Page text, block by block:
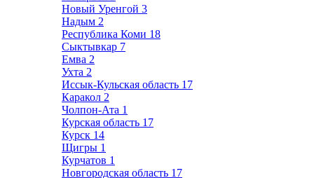
Новый Уренгой 3
Надым 2
Республика Коми 18
Сыктывкар 7
Емва 2
Ухта 2
Иссык-Кульская область 17
Каракол 2
Чолпон-Ата 1
Курская область 17
Курск 14
Щигры 1
Курчатов 1
Новгородская область 17